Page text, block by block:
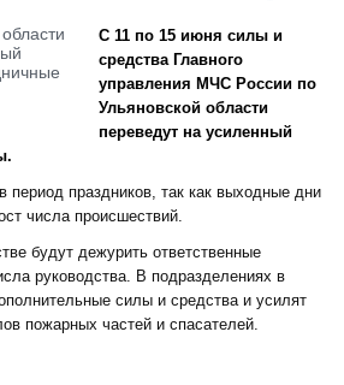
С 11 по 15 июня силы и
средства Главного
управления МЧС России по
Ульяновской области
переведут на усиленный
праздников, так как выходные дни
числа происшествий.
будут дежурить ответственные
руководства. В подразделениях в
силы и средства и усилят
пожарных частей и спасателей.